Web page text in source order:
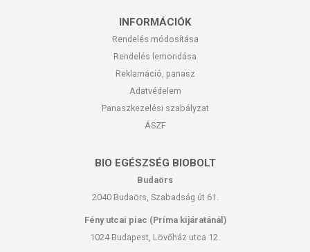
INFORMÁCIÓK
Rendelés módosítása
Rendelés lemondása
Reklamáció, panasz
Adatvédelem
Panaszkezelési szabályzat
ÁSZF
BIO EGÉSZSÉG BIOBOLT
Budaörs
2040 Budaörs, Szabadság út 61.
Fény utcai piac (Príma kijáratánál)
1024 Budapest, Lövőház utca 12.